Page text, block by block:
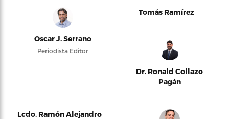
Oscar J. Serrano
Periodista Editor
Tomás Ramírez
Dr. Ronald Collazo
Pagán
Lcdo. Ramón Alejandro